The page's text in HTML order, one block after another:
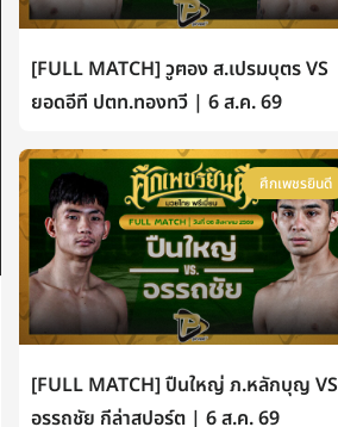
[FULL MATCH] วูฅอง ส.เปรมบุตร VS
ยอดอีที ปตท.ทองทวี | 6 ส.ค. 69
ศึกเพชรยินดี
[FULL MATCH] ปืนใหญ่ ภ.หลักบุญ VS
อรรถชัย กีล่าสปอร์ต | 6 ส.ค. 69